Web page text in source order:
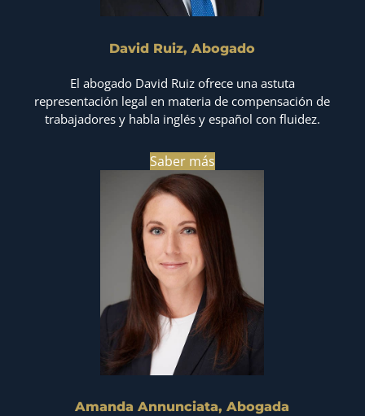
David Ruiz, Abogado
El abogado David Ruiz ofrece una astuta
representación legal en materia de compensación de
trabajadores y habla inglés y español con fluidez.
Saber más
Amanda Annunciata, Abogada